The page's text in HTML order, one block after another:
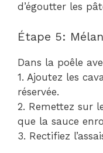
d’égoutter les
Étape 5:
Dans la poêle
1. Ajoutez les
réservée.
2. Remettez sur
que la sauce
3. Rectifiez